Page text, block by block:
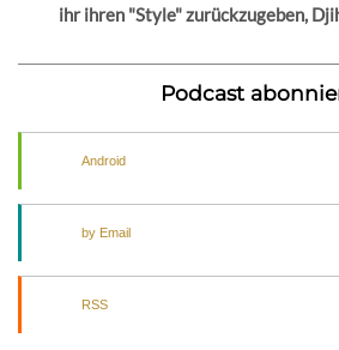
ihr ihren "Style" zurückzugeben,
Podcast
Android
by Email
RSS